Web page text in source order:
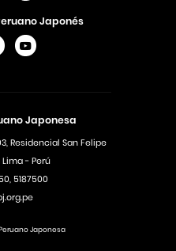
Japonesa
Residencial San Felipe
- Perú
5187500
Japonés
Japonesa